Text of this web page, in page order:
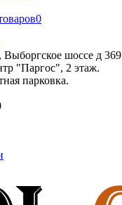
0
Выборгское шоссе д 369
"Паргос", 2 этаж.
парковка.